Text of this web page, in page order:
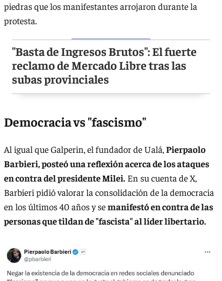
piedras que los manifestantes arrojaron durante la
protesta.
"Basta de Ingresos Brutos": El fuerte
reclamo de Mercado Libre tras las
subas provinciales
Democracia vs "fascismo"
Al igual que Galperin, el fundador de Ualá,Pierpaolo
Barbieri, posteó una reflexión acerca de los ataques
en contra del presidente Milei. En su cuenta de X,
Barbieri pidió valorar la consolidación de la democracia
en los últimos 40 años y semanifestó en contra de las
personas que tildan de "fascista" al líder libertario.